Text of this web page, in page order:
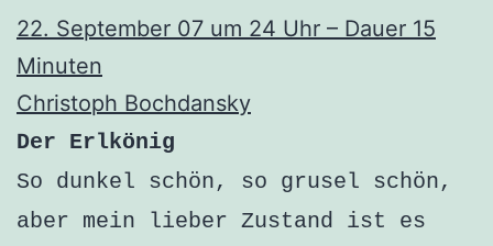
22. September 07 um 24 Uhr – Dauer 15
Minuten
Christoph Bochdansky
Der Erlkönig
So dunkel schön, so grusel schön,
aber mein lieber Zustand ist es